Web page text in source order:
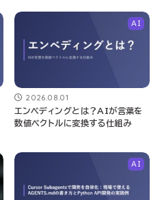
AI
2026.08.01
エンベディングとは？AIが言葉を
数値ベクトルに変換する仕組み
AI